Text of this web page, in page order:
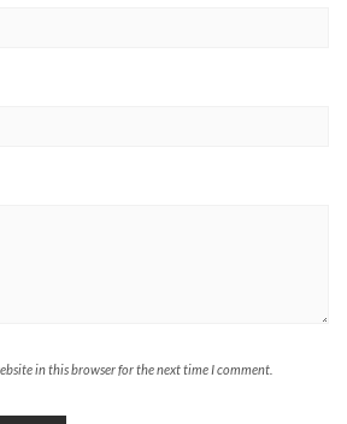
in this browser for the next time I comment.